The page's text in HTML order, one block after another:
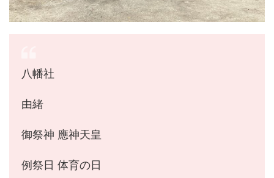
八幡社
由緒
御祭神 應神天皇
例祭日 体育の日